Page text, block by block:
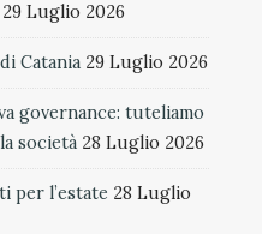
29 Luglio 2026
Catania 29 Luglio 2026
governance: tuteliamo
società 28 Luglio 2026
per l’estate 28 Luglio